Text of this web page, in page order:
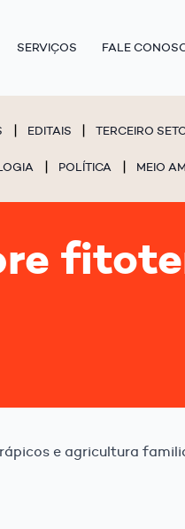
SERVIÇOS FALE
EDITAIS TERCEIRO
POLÍTICA MEIO
e agricultura